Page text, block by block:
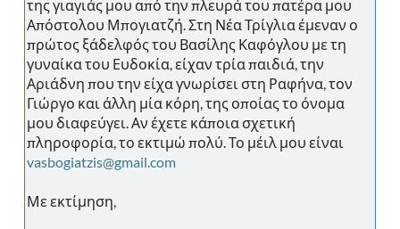
της γιαγιάς μου από την πλευρά του πατέρα μου
Απόστολου Μπογιατζή. Στη Νέα Τρίγλια έμεναν ο
πρώτος ξάδελφός του Βασίλης Καφόγλου με τη
γυναίκα του Ευδοκία, είχαν τρία παιδιά, την
Αριάδνη που την είχα γνωρίσει στη Ραφήνα, τον
Γιώργο και άλλη μία κόρη, της οποίας το όνομα
μου διαφεύγει. Αν έχετε κάποια σχετική
πληροφορία, το εκτιμώ πολύ. Το μέιλ μου είναι
vasbogiatzis@gmail.com
Με εκτίμηση,